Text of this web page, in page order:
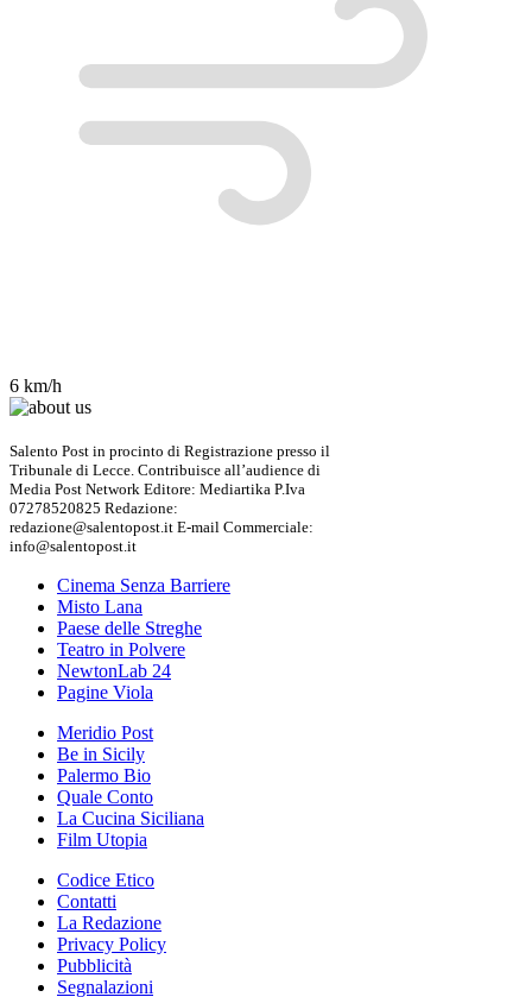
6 km/h
Salento Post in procinto di Registrazione presso il
Tribunale di Lecce. Contribuisce all’audience di
Media Post Network Editore: Mediartika P.Iva
07278520825 Redazione:
redazione@salentopost.it E-mail Commerciale:
info@salentopost.it
Cinema Senza Barriere
Misto Lana
Paese delle Streghe
Teatro in Polvere
NewtonLab 24
Pagine Viola
Meridio Post
Be in Sicily
Palermo Bio
Quale Conto
La Cucina Siciliana
Film Utopia
Codice Etico
Contatti
La Redazione
Privacy Policy
Pubblicità
Segnalazioni